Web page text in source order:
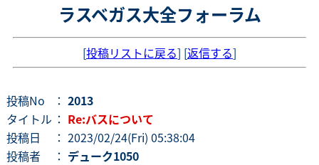
ラスベガス大全フォーラム
[投稿リストに戻る] [返信する]
投稿No ： 2013
タイトル ： Re:バスについて
投稿日
： 2023/02/24(Fri) 05:38:04
投稿者
： デューク1050